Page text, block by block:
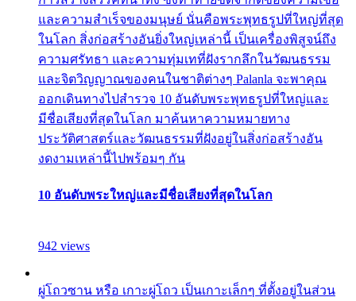
และความสำเร็จของมนุษย์ นั่นคือพระพุทธรูปที่ใหญ่ที่สุด
ในโลก สิ่งก่อสร้างอันยิ่งใหญ่เหล่านี้ เป็นเครื่องพิสูจน์ถึง
ความศรัทธา และความทุ่มเทที่ฝังรากลึกในวัฒนธรรม
และจิตวิญญาณของคนในชาติต่างๆ Palanla จะพาคุณ
ออกเดินทางไปสำรวจ 10 อันดับพระพุทธรูปที่ใหญ่และ
มีชื่อเสียงที่สุดในโลก มาค้นหาความหมายทาง
ประวัติศาสตร์และวัฒนธรรมที่ฝังอยู่ในสิ่งก่อสร้างอัน
งดงามเหล่านี้ไปพร้อมๆ กัน
10 อันดับพระใหญ่และมีชื่อเสียงที่สุดในโลก
942 views
ผู่โถวซาน หรือ เกาะผู่โถว เป็นเกาะเล็กๆ ที่ตั้งอยู่ในส่วน